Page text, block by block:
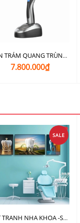
ĐÈN TRÁM QUANG TRÙNG HỢP COXO BD686 HONOR: LED Phổ Rộng, phát hiện sâu răng
7.800.000₫
SALE
SET TRANH NHA KHOA -SET 61